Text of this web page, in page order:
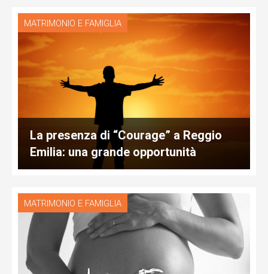
MATRIMONIO E FAMIGLIA
La presenza di “Courage” a Reggio
Emilia: una grande opportunità
MATRIMONIO E FAMIGLIA